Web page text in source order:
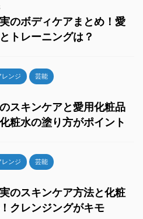
のボディケアまとめ！愛
トレーニングは？
ンジ 芸能
スキンケアと愛用化粧品
粧水の塗り方がポイント
ンジ 芸能
のスキンケア方法と化粧
クレンジングがキモ